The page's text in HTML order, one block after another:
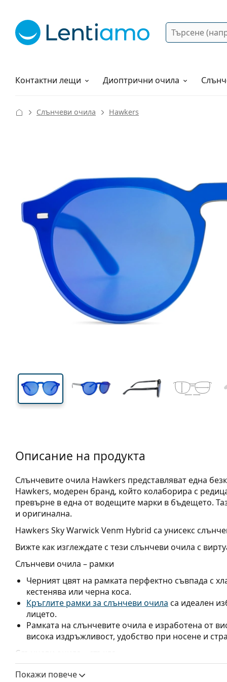
Търсене
Контактни лещи
Разтвори Диоптрични очила
Как да поръчам?
Слънчеви очила Hawkers
45 mm
Височина на стъклото Ширина на стъклото
Ширина
на
Описание на продукта
Слънчевите очила Hawkers представляват една
Hawkers, модерен бранд, който колаборира с
превърне в една от водещите марки в бъдещето.
и оригинална.
Hawkers Sky Warwick Venm Hybrid са унисекс
Вижте как изглеждате с тези слънчеви очила с
Слънчеви очила – рамки
Черният цвят на рамката перфектно съвпада с
кестенява или черна коса.
Кръглите рамки за слънчеви очила са идеален
лицето.
Рамката на слънчевите очила е изработена от
висока издръжливост, удобство при носене и
Слънчеви очила – стъкла
Покажи повече